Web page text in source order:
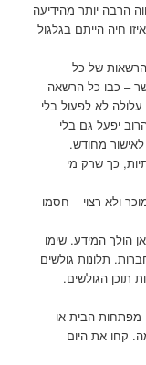
הרבה יותר מהידיעה
חיה הייתם בגלגול
של כל
– כבו כל הרשאה
לא לפעול בלי
יפעל גם בלי
מחודש.
כך שרק מי
ולא רצוי – חסמו
הולך המידע. שימו
תלונות גולשים
תוכן הגולשים.
מפתחות הבית או
קחו את היום